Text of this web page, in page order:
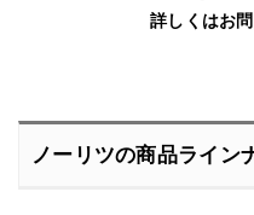
詳しくはお
ノーリツの商品ライン